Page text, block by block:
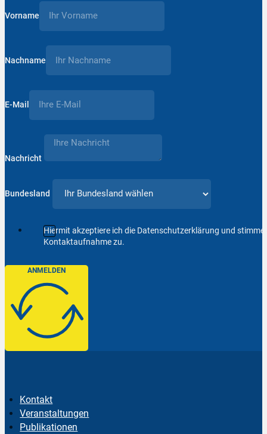
Vorname
Nachname
E-Mail
Nachricht
Bundesland
Hiermit akzeptiere ich die Datenschutzerklärung und
Kontaktaufnahme zu.
ANMELDEN
Kontakt
Veranstaltungen
Publikationen